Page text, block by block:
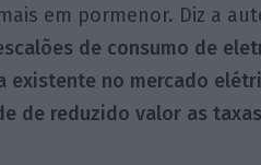
em pormenor. Diz a
de consumo de
existente no mercado
de reduzido valor as